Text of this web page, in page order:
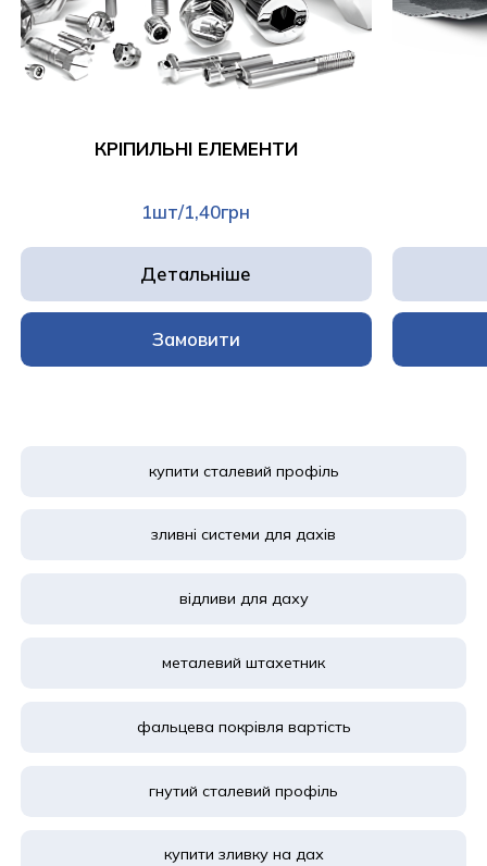
КРІПИЛЬНІ ЕЛЕМЕНТИ
1шт/1,40грн
Детальніше
Замовити
купити сталевий профіль
зливні системи для дахів
відливи для даху
металевий штахетник
фальцева покрівля вартість
гнутий сталевий профіль
купити зливку на дах